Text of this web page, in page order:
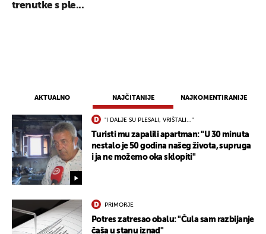
AKTUALNO NAJČITANIJE NAJKOMENTIRANIJE
"I DALJE SU PLESALI, VRIŠTALI..."
Turisti mu zapalili apartman: "U 30 minuta
nestalo je 50 godina našeg života, supruga
i ja ne možemo oka sklopiti"
PRIMORJE
Potres zatresao obalu: "Čula sam razbijanje
čaša u stanu iznad"
trenutke s ple...